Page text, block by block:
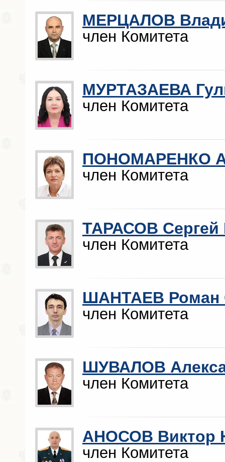
МЕРЦАЛОВ
член Комитета
МУРТАЗАЕВА
член Комитета
ПОНОМАРЕНКО
член Комитета
ТАРАСОВ Сергей
член Комитета
ШАНТАЕВ Роман
член Комитета
ШУВАЛОВ
член Комитета
АНОСОВ Виктор
член Комитета